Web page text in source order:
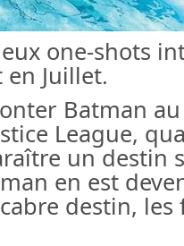
one-shots
en Juillet.
Batman
League,
un destin
en est
destin, les